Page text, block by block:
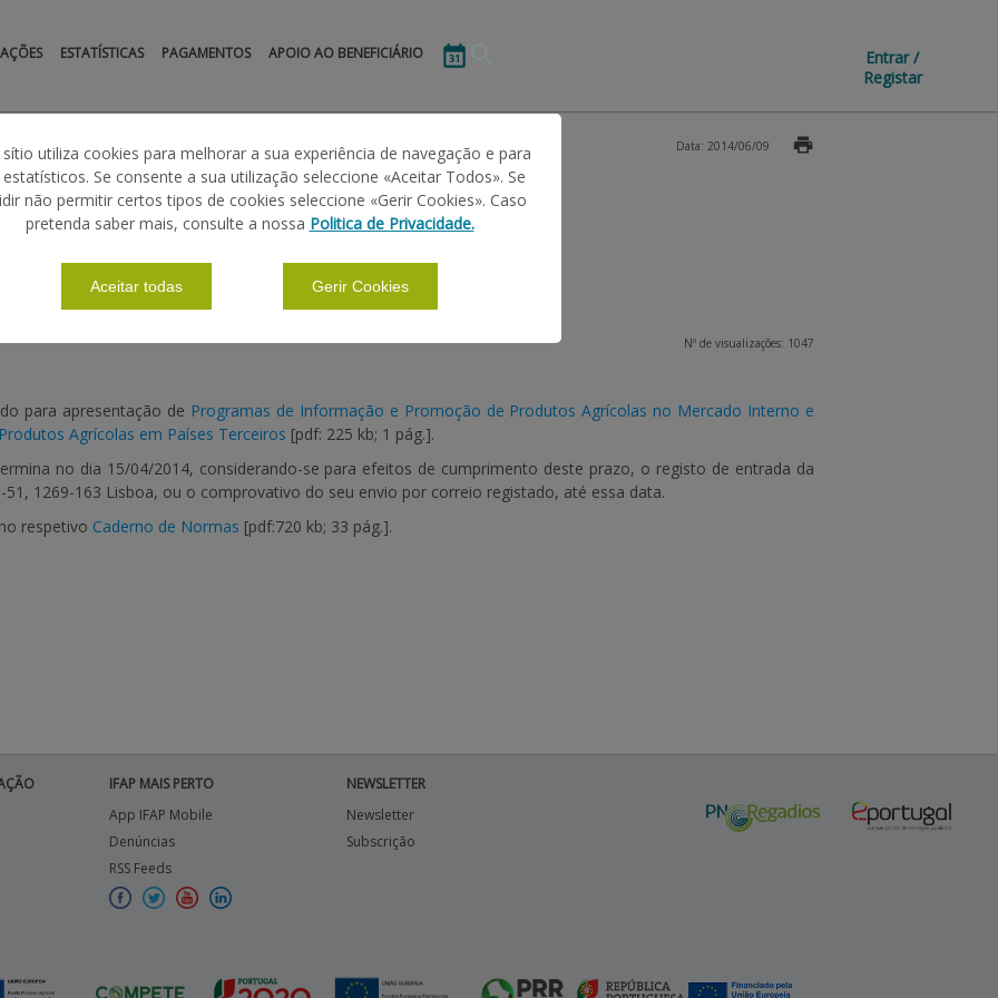
ESTATÍSTICAS PAGAMENTOS APOIO AO BENEFICIÁRIO
Entrar /
Registar
AGRÍCOLAS
Data: 2014/06/09
Nº de visualizações: 1047
para apresentação de Programas de Informação e Promoção de Produtos Agrícolas no Mercado Interno e
Agrícolas em Países Terceiros [pdf: 225 kb; 1 pág.].
no dia 15/04/2014, considerando-se para efeitos de cumprimento deste prazo, o registo de entrada da
51, 1269-163 Lisboa, ou o comprovativo do seu envio por correio registado, até essa data.
respetivo Caderno de Normas [pdf:720 kb; 33 pág.].
IFAP MAIS PERTO
App IFAP Mobile
Denúncias
RSS Feeds
NEWSLETTER
Newsletter
Subscrição
sítio utiliza cookies para melhorar a sua experiência de navegação e para
Se consente a sua utilização seleccione «Aceitar Todos». Se
não permitir certos tipos de cookies seleccione «Gerir Cookies». Caso
pretenda saber mais, consulte a nossa Politica de Privacidade.
Aceitar todas Gerir Cookies